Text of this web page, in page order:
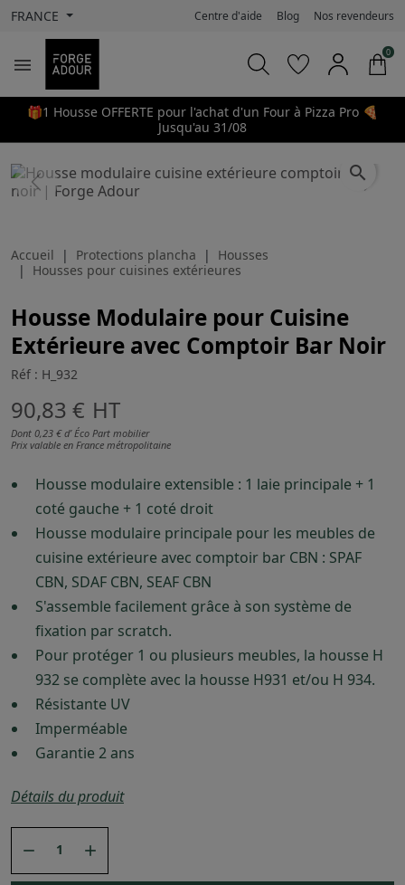
FRANCE Centre d'aide Blog Nos revendeurs

0
🎁1 Housse OFFERTE pour l'achat d'un Four à Pizza Pro 🍕
Jusqu'au 31/08
Previous
search
Accueil Protections plancha
Housses
Housses pour cuisines extérieures
Housse Modulaire pour Cuisine
Extérieure avec Comptoir Bar Noir
Réf : H_932
90,83 € HT
Dont 0,23 € d’ Éco Part mobilier
Prix valable en France métropolitaine
Housse modulaire extensible : 1 laie principale + 1
coté gauche + 1 coté droit
Housse modulaire principale pour les meubles de
cuisine extérieure avec comptoir bar CBN : SPAF
CBN, SDAF CBN, SEAF CBN
S'assemble facilement grâce à son système de
fixation par scratch.
Pour protéger 1 ou plusieurs meubles, la housse H
932 se complète avec la housse H931 et/ou H 934.
Résistante UV
Imperméable
Garantie 2 ans
Détails du produit
 